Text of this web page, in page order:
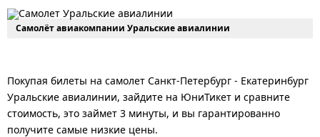
Самолёт авиакомпании Уральские авиалинии
Покупая билеты на самолет Санкт-Петербург - Екатеринбург
Уральские авиалинии, зайдите на ЮниТикет и сравните
стоимость, это займет 3 минуты, и вы гарантированно
получите самые низкие цены.